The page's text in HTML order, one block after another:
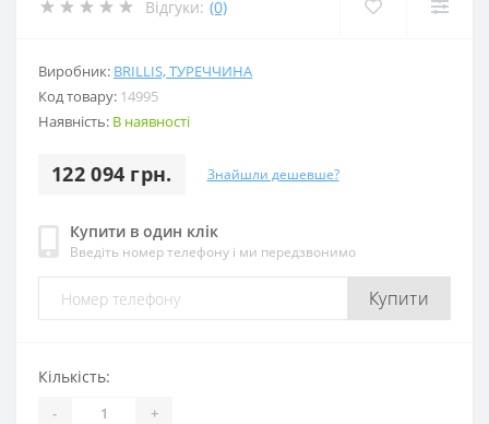
Відгуки: (0)
Виробник: BRILLIS, ТУРЕЧЧИНА
Код товару: 14995
Наявність: В наявності
122 094 грн. Знайшли дешевше?
Купити в один клік
Введіть номер телефону і ми передзвонимо
Купити
Кількість:
- +